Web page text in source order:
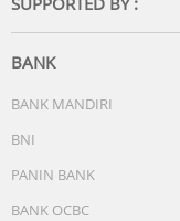
BANK
BANK MANDIRI
BNI
PANIN BANK
BANK OCBC